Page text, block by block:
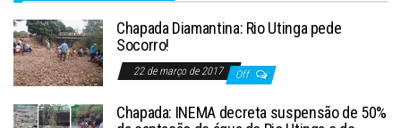
Chapada Diamantina: Rio Utinga pede
Socorro!
22 de março de 2017 Off
Chapada: INEMA decreta suspensão de 50%